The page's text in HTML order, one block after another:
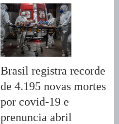
Brasil registra recorde
de 4.195 novas mortes
por covid-19 e
prenuncia abril